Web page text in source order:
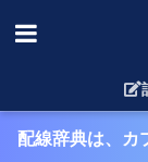
配線辞典は、カ